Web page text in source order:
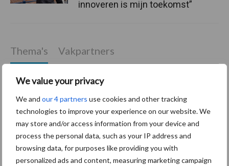
We value your privacy
We and our 4 partners use cookies and other tracking
technologies to improve your experience on our website. We
may store and/or access information from your device and
process the personal data, such as your IP address and
browsing data, for purposes like providing you with
personalized ads and content, measuring marketing campaign
innoveren is mijn toekomst”
Thema's Vakpartners
Coronavirus UVC